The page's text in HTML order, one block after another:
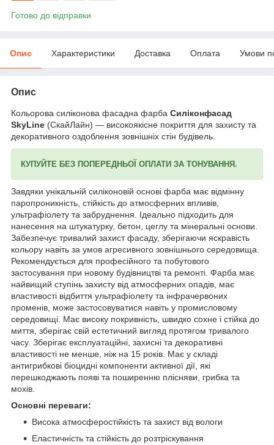
Готово до відправки
Опис Характеристики Доставка Оплата Умови
Опис
Кольорова силіконова фасадна фарба Силіконфасад
SkyLine (СкайЛайн) — високоякісне покриття для захисту та
декоративного оздоблення зовнішніх стін будівель.
КУПУЙТЕ БЕЗ ПОПЕРЕДНЬОЇ ОПЛАТИ ЗА ТОНУВАННЯ.
Завдяки унікальній силіконовій основі фарба має відмінну
паропроникність, стійкість до атмосферних впливів,
ультрафіолету та забруднення. Ідеально підходить для
нанесення на штукатурку, бетон, цеглу та мінеральні основи.
Забезпечує тривалий захист фасаду, зберігаючи яскравість
кольору навіть за умов агресивного зовнішнього середовища.
Рекомендується для професійного та побутового
застосування при новому будівництві та ремонті. Фарба має
найвищий ступінь захисту від атмосферних опадів, має
властивості відбиття ультрафіолету та інфрачервоних
променів, може застосовуватися навіть у промисловому
середовищі. Має високу покривність, швидко сохне і стійка до
миття, зберігає свій естетичний вигляд протягом тривалого
часу. Зберігає експлуатаційні, захисні та декоративні
властивості не менше, ніж на 15 років. Має у складі
антигрибкові біоцидні компоненти активної дії, які
перешкоджають появі та поширенню плісняви, грибка та
мохів.
Основні переваги:
Висока атмосферостійкість та захист від вологи
Еластичність та стійкість до розтріскування